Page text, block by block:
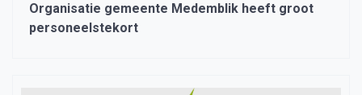
Organisatie gemeente Medemblik heeft groot
personeelstekort